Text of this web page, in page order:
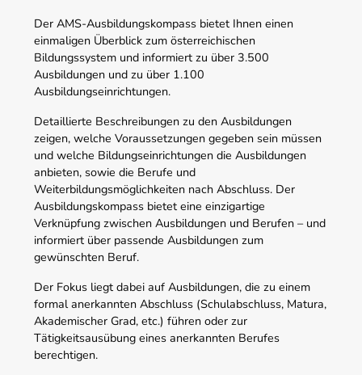
Der AMS-Ausbildungskompass bietet Ihnen einen
einmaligen Überblick zum österreichischen
Bildungssystem und informiert zu über 3.500
Ausbildungen und zu über 1.100
Ausbildungseinrichtungen.
Detaillierte Beschreibungen zu den Ausbildungen
zeigen, welche Voraussetzungen gegeben sein müssen
und welche Bildungseinrichtungen die Ausbildungen
anbieten, sowie die Berufe und
Weiterbildungsmöglichkeiten nach Abschluss. Der
Ausbildungskompass bietet eine einzigartige
Verknüpfung zwischen Ausbildungen und Berufen – und
informiert über passende Ausbildungen zum
gewünschten Beruf.
Der Fokus liegt dabei auf Ausbildungen, die zu einem
formal anerkannten Abschluss (Schulabschluss, Matura,
Akademischer Grad, etc.) führen oder zur
Tätigkeitsausübung eines anerkannten Berufes
berechtigen.